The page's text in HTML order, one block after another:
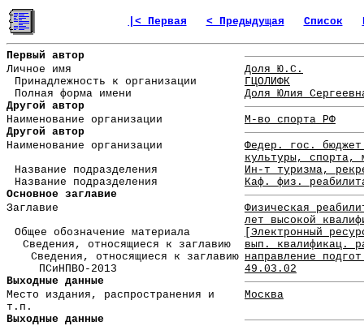
|< Первая < Предыдущая Список
Первый автор
Личное имя
Доля Ю.С.
Принадлежность к организации
ГЦОЛИФК
Полная форма имени
Доля Юлия
Другой автор
Наименование организации
М-во спорта РФ
Другой автор
Наименование организации
Федер. гос.
культуры, спорта,
Название подразделения
Ин-т туризма,
Название подразделения
Каф. физ.
Основное заглавие
Заглавие
Физическая
лет высокой
Общее обозначение материала
[Электронный
Сведения, относящиеся к заглавию
вып. квалификац.
Сведения, относящиеся к заглавию направление
ПСиНПВО-2013
49.03.02
Выходные данные
Место издания, распространения и
т.п.
Москва
Выходные данные